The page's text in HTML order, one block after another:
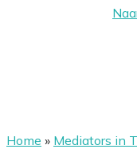
Home » Mediators in